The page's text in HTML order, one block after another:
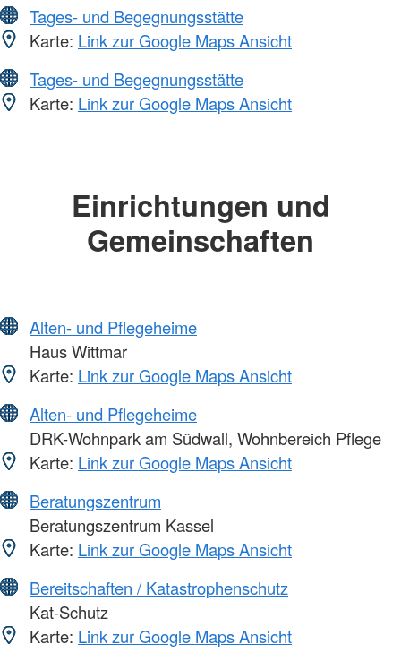
Tages- und Begegnungsstätte
Karte: Link zur Google Maps Ansicht
Tages- und Begegnungsstätte
Karte: Link zur Google Maps Ansicht
Einrichtungen und
Gemeinschaften
Alten- und Pflegeheime
Haus Wittmar
Karte: Link zur Google Maps Ansicht
Alten- und Pflegeheime
DRK-Wohnpark am Südwall, Wohnbereich Pflege
Karte: Link zur Google Maps Ansicht
Beratungszentrum
Beratungszentrum Kassel
Karte: Link zur Google Maps Ansicht
Bereitschaften / Katastrophenschutz
Kat-Schutz
Karte: Link zur Google Maps Ansicht